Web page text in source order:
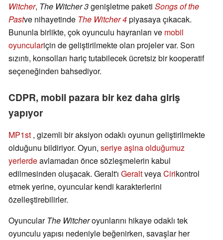
Witcher, The Witcher 3genişletme paketi Songs of the
Pastve nihayetinde The Witcher 4piyasaya çıkacak.
Bununla birlikte, çok oyunculu hayranları ve mobil
oyunculariçin de geliştirilmekte olan projeler var. Son
sızıntı, konsolları hariç tutabilecek ücretsiz bir kooperatif
seçeneğinden bahsediyor.
CDPR, mobil pazara bir kez daha giriş
yapıyor
MP1st , gizemli bir aksiyon odaklı oyunun geliştirilmekte
olduğunu bildiriyor. Oyun, seriye aşina olduğumuz
yerlerdeavlamadan önce sözleşmelerin kabul
edilmesinden oluşacak. Geralt'ı GeraltveyaCirikontrol
etmek yerine, oyuncular kendi karakterlerini
özelleştirebilirler.
OyuncularThe Witcheroyunlarını hikaye odaklı tek
oyunculu yapısı nedeniyle beğenirken, savaşlar her